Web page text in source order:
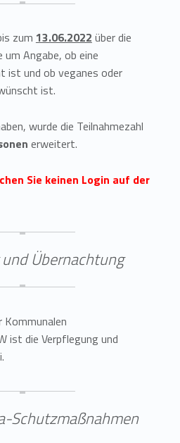
zum 13.06.2022 über die
Angabe, ob eine
ist und ob veganes oder
ist.
wurde die Teilnahmezahl
erweitert.
Sie keinen Login auf der
Übernachtung
ist die Verpflegung und
Schutzmaßnahmen